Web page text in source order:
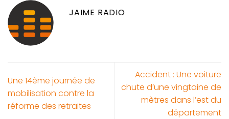
JAIME RADIO
Une 14ème journée de
mobilisation contre la
réforme des retraites
Accident : Une voiture
chute d’une vingtaine de
mètres dans l’est du
département